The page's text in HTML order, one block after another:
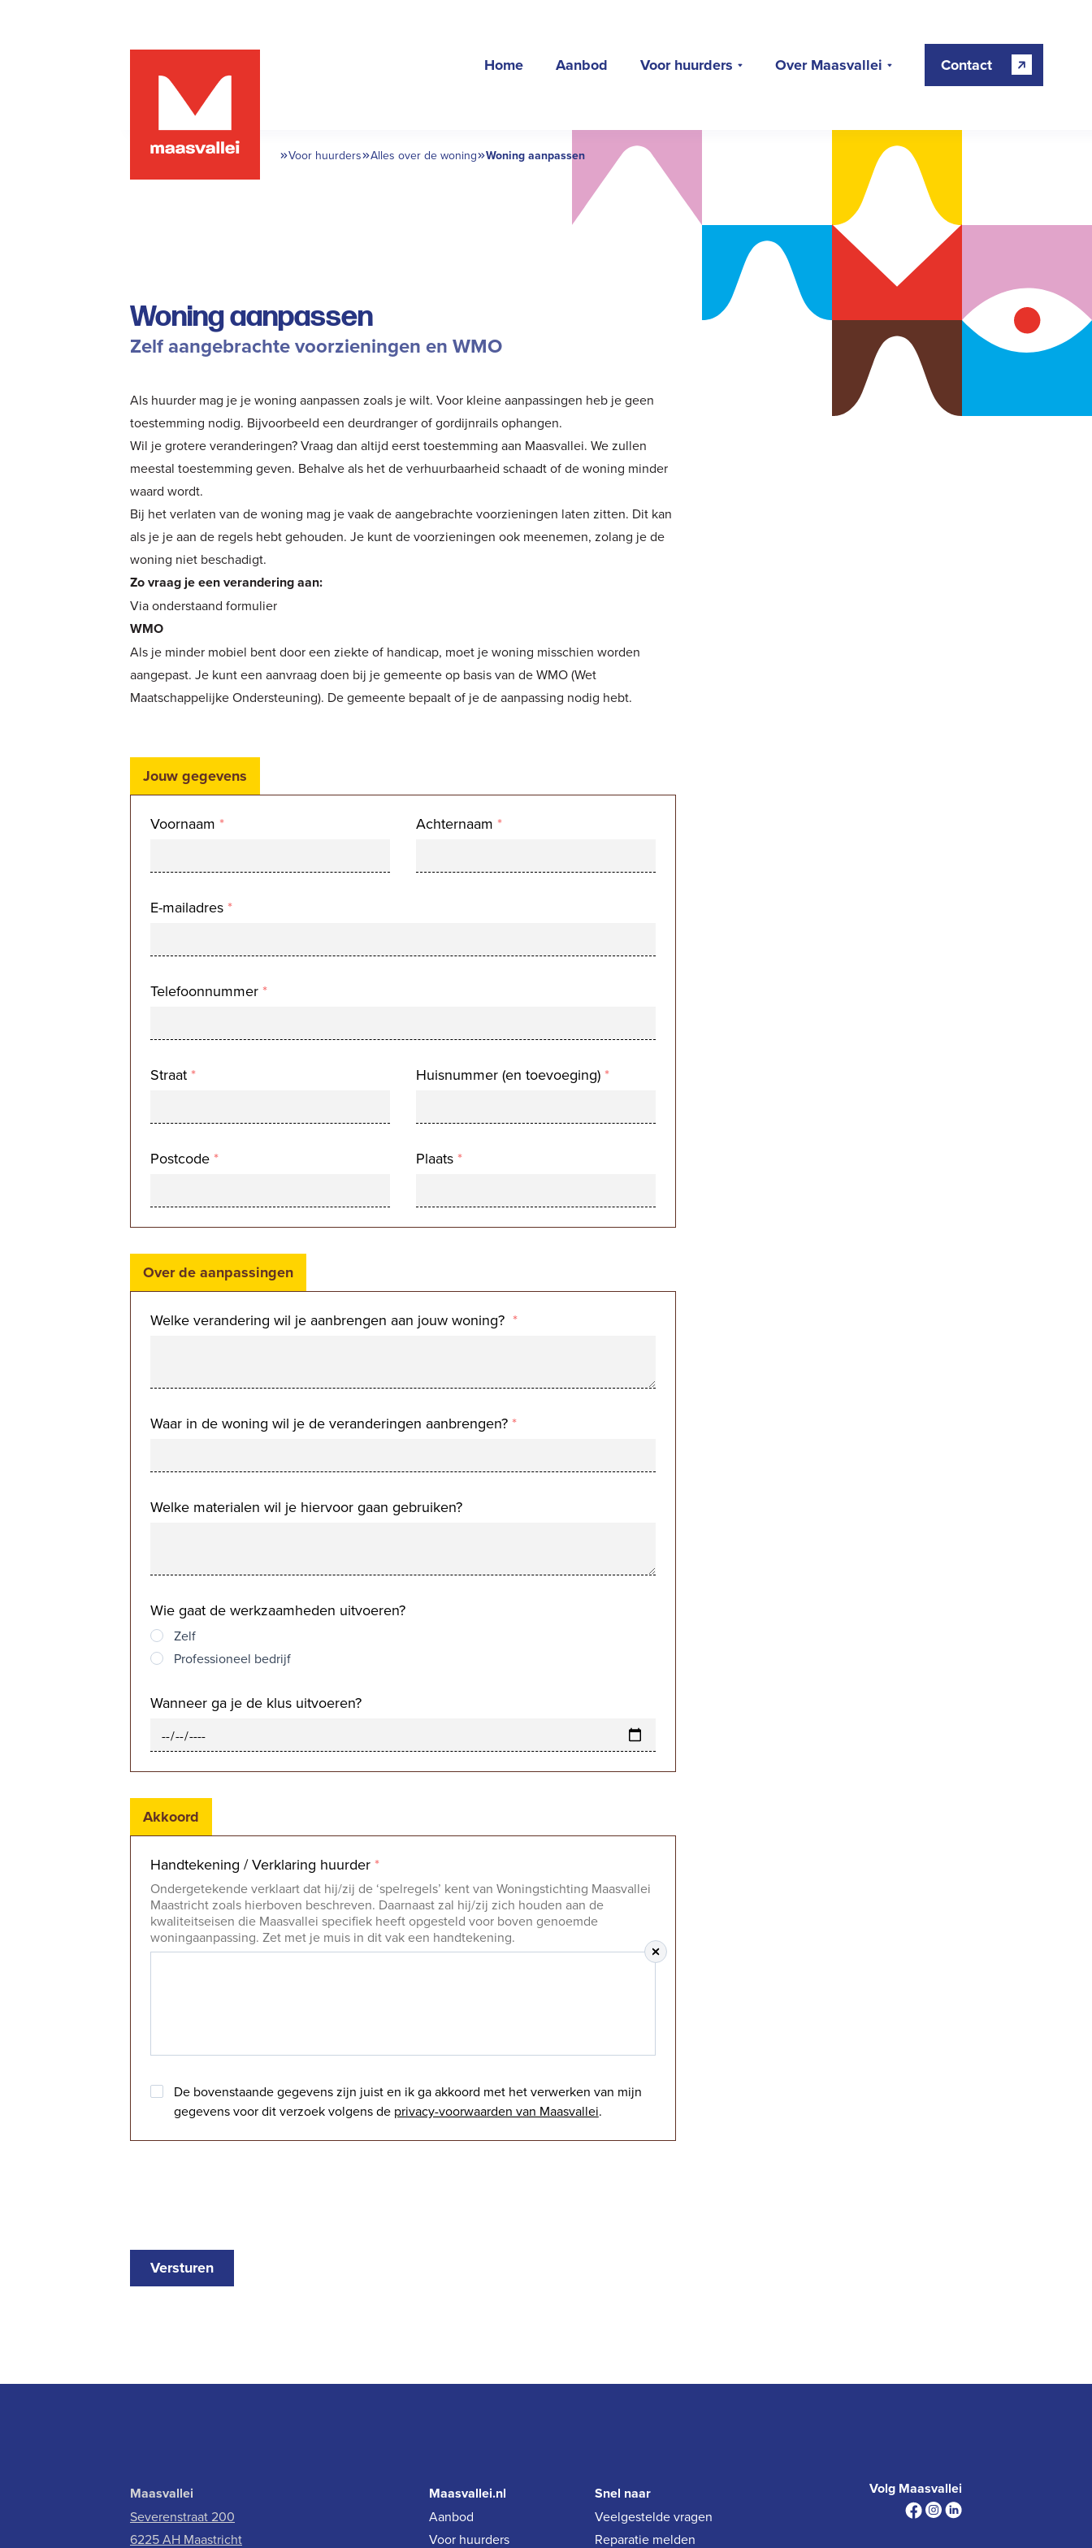
Home Aanbod Voor huurders Over Maasvallei Contact
Woning aanpassen
Zelf aangebrachte voorzieningen en WMO
Voor huurders Alles over de woning Woning aanpassen
Als huurder mag je je woning aanpassen zoals je wilt. Voor kleine aanpassingen heb je geen
toestemming nodig. Bijvoorbeeld een deurdranger of gordijnrails ophangen.
Wil je grotere veranderingen? Vraag dan altijd eerst toestemming aan Maasvallei. We zullen
meestal toestemming geven. Behalve als het de verhuurbaarheid schaadt of de woning minder
waard wordt.
Bij het verlaten van de woning mag je vaak de aangebrachte voorzieningen laten zitten. Dit kan
als je je aan de regels hebt gehouden. Je kunt de voorzieningen ook meenemen, zolang je de
woning niet beschadigt.
Zo vraag je een verandering aan:
Via onderstaand formulier
WMO
Als je minder mobiel bent door een ziekte of handicap, moet je woning misschien worden
aangepast. Je kunt een aanvraag doen bij je gemeente op basis van de WMO (Wet
Maatschappelijke Ondersteuning). De gemeente bepaalt of je de aanpassing nodig hebt.
Jouw gegevens
Voornaam * Achternaam *
E-mailadres *
Telefoonnummer *
Straat * Huisnummer (en toevoeging) *
Postcode * Plaats *
Over de aanpassingen
Welke verandering wil je aanbrengen aan jouw woning? *
Waar in de woning wil je de veranderingen aanbrengen? *
Welke materialen wil je hiervoor gaan gebruiken?
Wie gaat de werkzaamheden uitvoeren?
Zelf
Professioneel bedrijf
Wanneer ga je de klus uitvoeren?
Date
Akkoord
Handtekening / Verklaring huurder *
Ondergetekende verklaart dat hij/zij de ‘spelregels’ kent van Woningstichting Maasvallei
Maastricht zoals hierboven beschreven. Daarnaast zal hij/zij zich houden aan de
kwaliteitseisen die Maasvallei specifiek heeft opgesteld voor boven genoemde
woningaanpassing. Zet met je muis in dit vak een handtekening.
Akkoord*
De bovenstaande gegevens zijn juist en ik ga akkoord met het verwerken van mijn
gegevens voor dit verzoek volgens de privacy-voorwaarden van Maasvallei.
Versturen
Maasvallei
Severenstraat 200
6225 AH Maastricht
Maasvallei.nl
Aanbod
Voor huurders
Snel naar
Veelgestelde vragen
Reparatie melden
Volg Maasvallei